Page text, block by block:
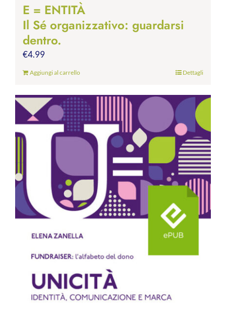
E = ENTITÀ
Il Sé organizzativo: guardarsi
dentro.
€4.99
Aggiungi al carrello Dettagli